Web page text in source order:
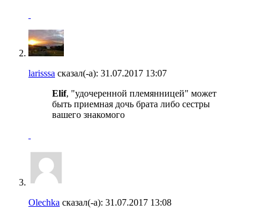
larisssa сказал(-а): 31.07.2017 13:07
Elif, "удочеренной племянницей" может
быть приемная дочь брата либо сестры
вашего знакомого
Olechka сказал(-а): 31.07.2017 13:08